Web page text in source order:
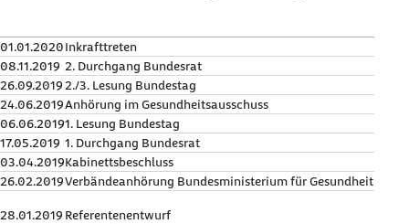
01.01.2020Inkrafttreten
08.11.2019 2. Durchgang Bundesrat
26.09.20192./3. Lesung Bundestag
24.06.2019Anhörung im Gesundheitsausschuss
06.06.20191. Lesung Bundestag
17.05.2019 1. Durchgang Bundesrat
03.04.2019Kabinettsbeschluss
26.02.2019Verbändeanhörung Bundesministerium für Gesundheit
28.01.2019 Referentenentwurf